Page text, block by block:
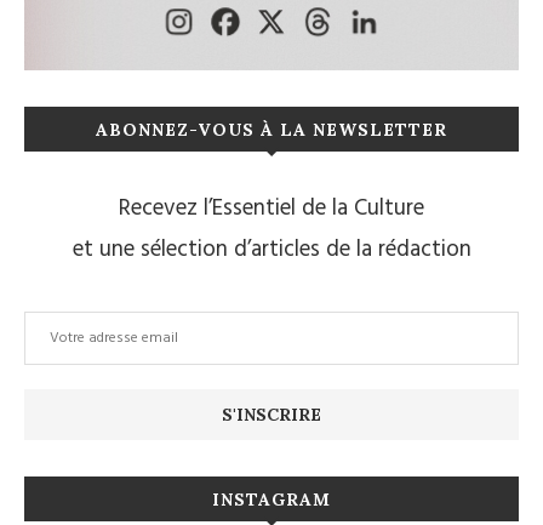
ABONNEZ-VOUS À LA NEWSLETTER
Recevez l’Essentiel de la Culture
et une sélection d’articles de la rédaction
INSTAGRAM